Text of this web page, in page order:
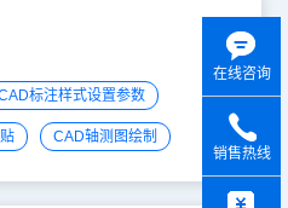
标注样式设置参数
CAD轴测图绘制
在线咨询
销售热线